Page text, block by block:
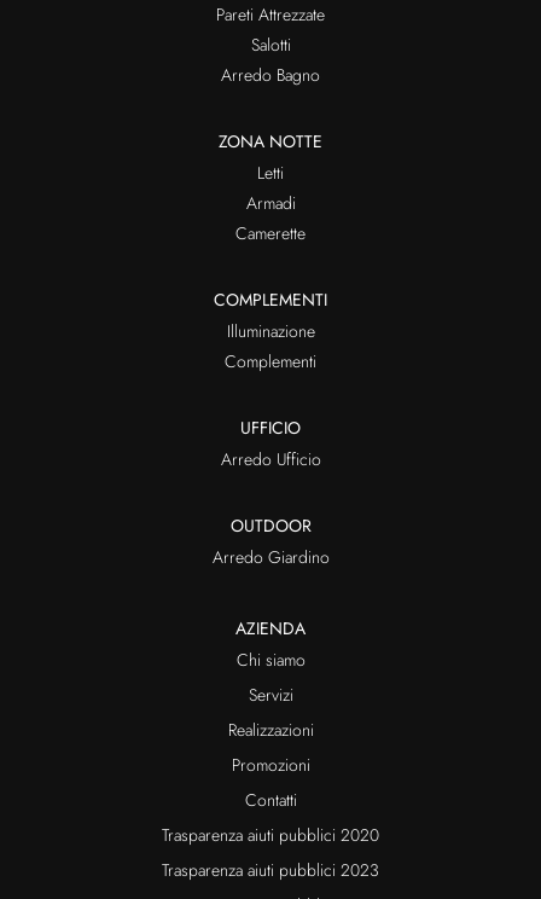
Pareti Attrezzate
Salotti
Arredo Bagno
ZONA NOTTE
Letti
Armadi
Camerette
COMPLEMENTI
Illuminazione
Complementi
UFFICIO
Arredo Ufficio
OUTDOOR
Arredo Giardino
AZIENDA
Chi siamo
Servizi
Realizzazioni
Promozioni
Contatti
Trasparenza aiuti pubblici 2020
Trasparenza aiuti pubblici 2023